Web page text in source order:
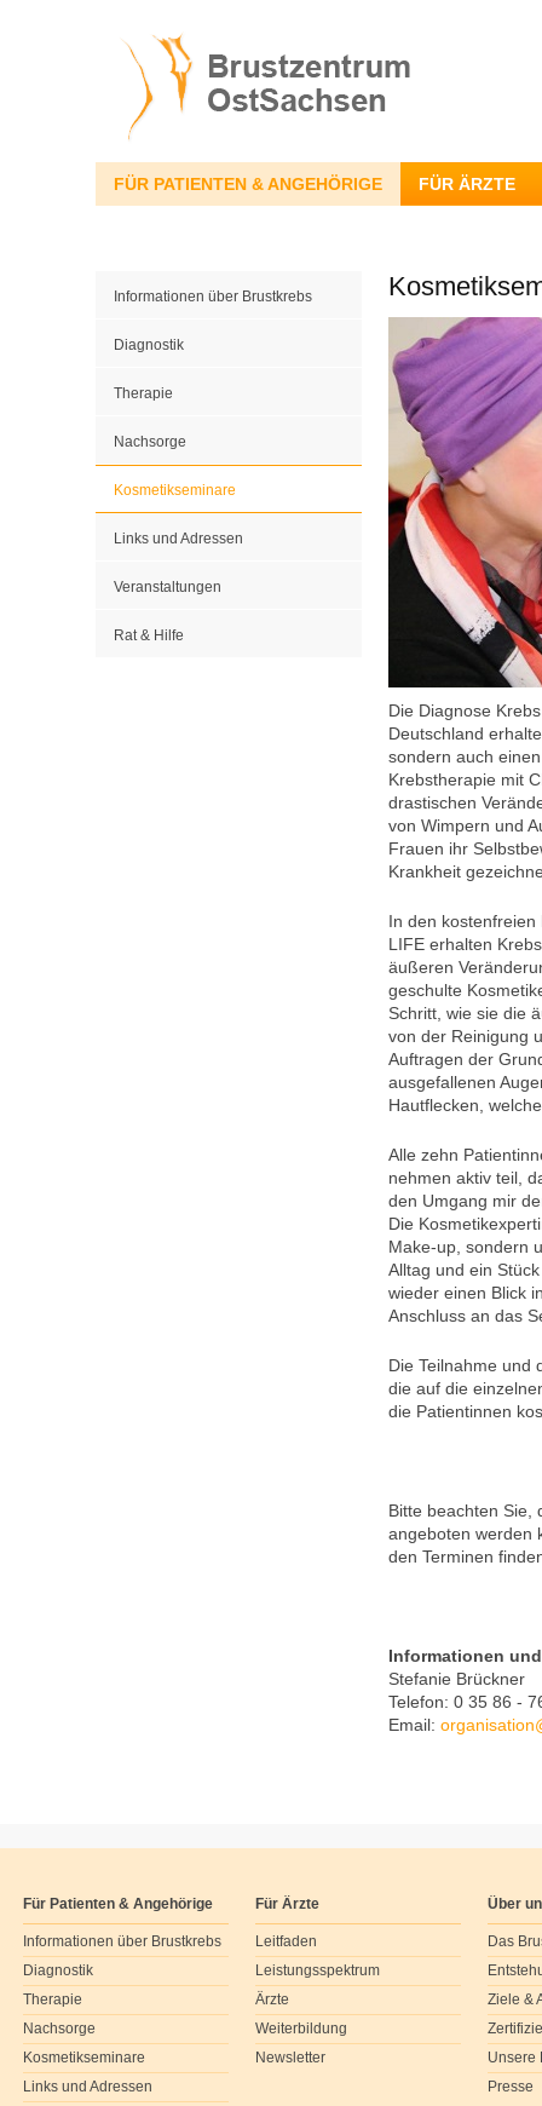
FÜR PATIENTEN & ANGEHÖRIGE FÜR ÄRZTE
Informationen über Brustkrebs
Diagnostik
Therapie
Nachsorge
Kosmetikseminare
Links und Adressen
Veranstaltungen
Rat & Hilfe
Die Diagnose
Deutschland
sondern auch
Krebstherapie mit
drastischen
von Wimpern und
Frauen ihr
Krankheit
In den
LIFE erhalten
äußeren
geschulte
Schritt, wie sie die
von der Reinigung
Auftragen der
ausgefallenen
Hautflecken,
Alle zehn
nehmen aktiv teil,
den Umgang mir
Die
Make-up, sondern
Alltag und ein
wieder einen Blick
Anschluss an das
Die Teilnahme und
die auf die
die Patientinnen
Bitte beachten Sie,
angeboten werden
den Terminen
Informationen
Stefanie Brückner
Telefon: 0 35 86 -
Email: organisation
Für Patienten & Angehörige
Informationen über Brustkrebs
Diagnostik
Therapie
Nachsorge
Kosmetikseminare
Links und Adressen
Für Ärzte
Leitfaden
Leistungsspektrum
Ärzte
Weiterbildung
Newsletter
Über
Das
Ziele &
Unsere
Presse